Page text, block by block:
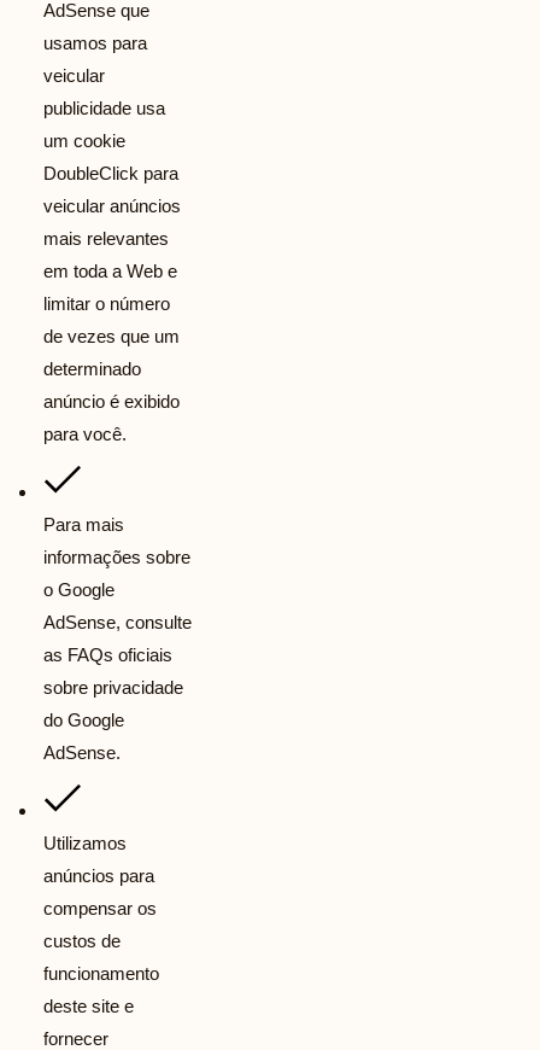
AdSense que
usamos para
veicular
publicidade usa
um cookie
DoubleClick para
veicular anúncios
mais relevantes
em toda a Web e
limitar o número
de vezes que um
determinado
anúncio é exibido
para você.
Para mais
informações sobre
o Google
AdSense, consulte
as FAQs oficiais
sobre privacidade
do Google
AdSense.
Utilizamos
anúncios para
compensar os
custos de
funcionamento
deste site e
fornecer